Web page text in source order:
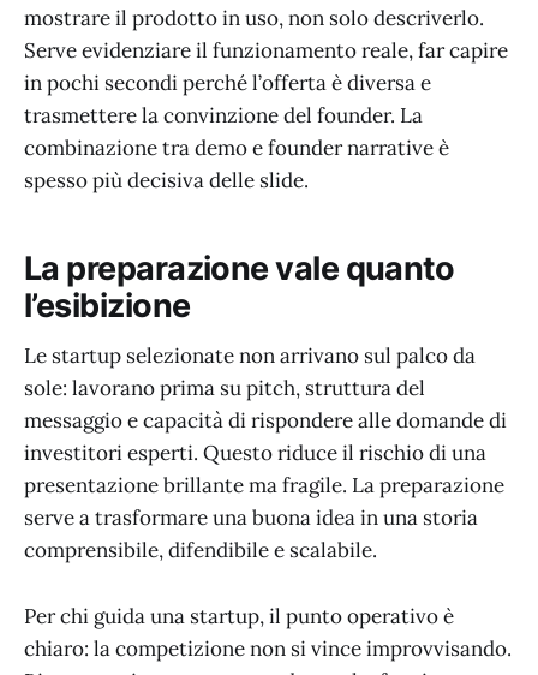
mostrare il prodotto in uso, non solo descriverlo.
Serve evidenziare il funzionamento reale, far capire
in pochi secondi perché l’offerta è diversa e
trasmettere la convinzione del founder. La
combinazione tra demo e founder narrative è
spesso più decisiva delle slide.
La preparazione vale quanto
l’esibizione
Le startup selezionate non arrivano sul palco da
sole: lavorano prima su pitch, struttura del
messaggio e capacità di rispondere alle domande di
investitori esperti. Questo riduce il rischio di una
presentazione brillante ma fragile. La preparazione
serve a trasformare una buona idea in una storia
comprensibile, difendibile e scalabile.
Per chi guida una startup, il punto operativo è
chiaro: la competizione non si vince improvvisando.